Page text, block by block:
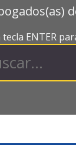
ENTER